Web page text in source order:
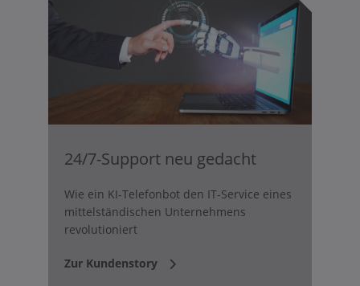
24/7-Support neu gedacht
Wie ein KI-Telefonbot den IT-Service eines
mittelständischen Unternehmens
revolutioniert
Zur Kundenstory